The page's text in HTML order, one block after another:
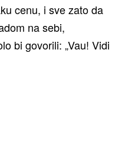
cenu, i sve zato da
na sebi,
bi govorili: „Vau! Vidi